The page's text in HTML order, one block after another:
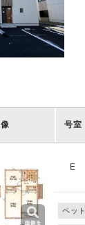
号室
E
ペッ